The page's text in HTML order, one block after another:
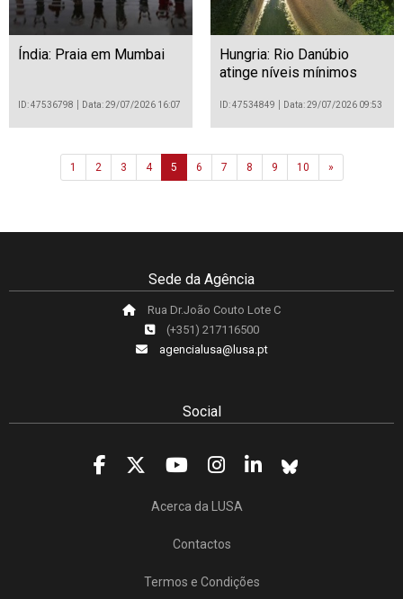
Índia: Praia em Mumbai
ID: 47536798 Data: 29/07/2026 16:07
Hungria: Rio Danúbio
atinge níveis mínimos
ID: 47534849 Data: 29/07/2026 09:53
1 2 3 4 5 6 7 8 9 10 »Next
Sede da Agência
Rua Dr.João Couto Lote C
(+351) 217116500
agencialusa@lusa.pt
Social
Acerca da LUSA
Contactos
Termos e Condições